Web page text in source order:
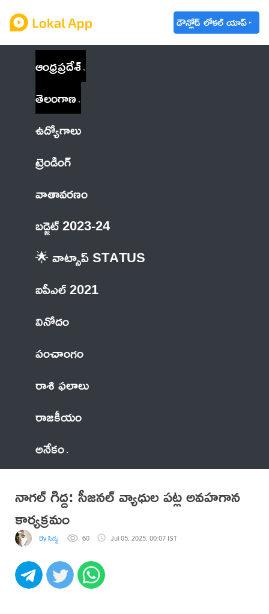
డౌన్లోడ్ లోకల్ యాప్
ఆంధ్రప్రదేశ్
తెలంగాణ
ఉద్యోగాలు
ట్రెండింగ్
వాతావరణం
బడ్జెట్ 2023-24
🌟 వాట్సాప్ STATUS
ఐపీఎల్ 2021
వినోదం
పంచాంగం
రాశి ఫలాలు
రాజకీయం
అనేకం
నాగల్ గిద్ద: సీజనల్‌ వ్యాధుల పట్ల అవహగాన
కార్యక్రమం
By సిద్దు 60 Jul 05, 2025, 00:07 IST